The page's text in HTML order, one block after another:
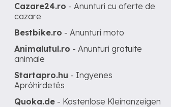
Cazare24.ro - Anunturi cu oferte de
cazare
Bestbike.ro - Anunturi moto
Animalutul.ro - Anunturi gratuite
animale
Startapro.hu - Ingyenes
Apróhirdetés
Quoka.de - Kostenlose Kleinanzeigen